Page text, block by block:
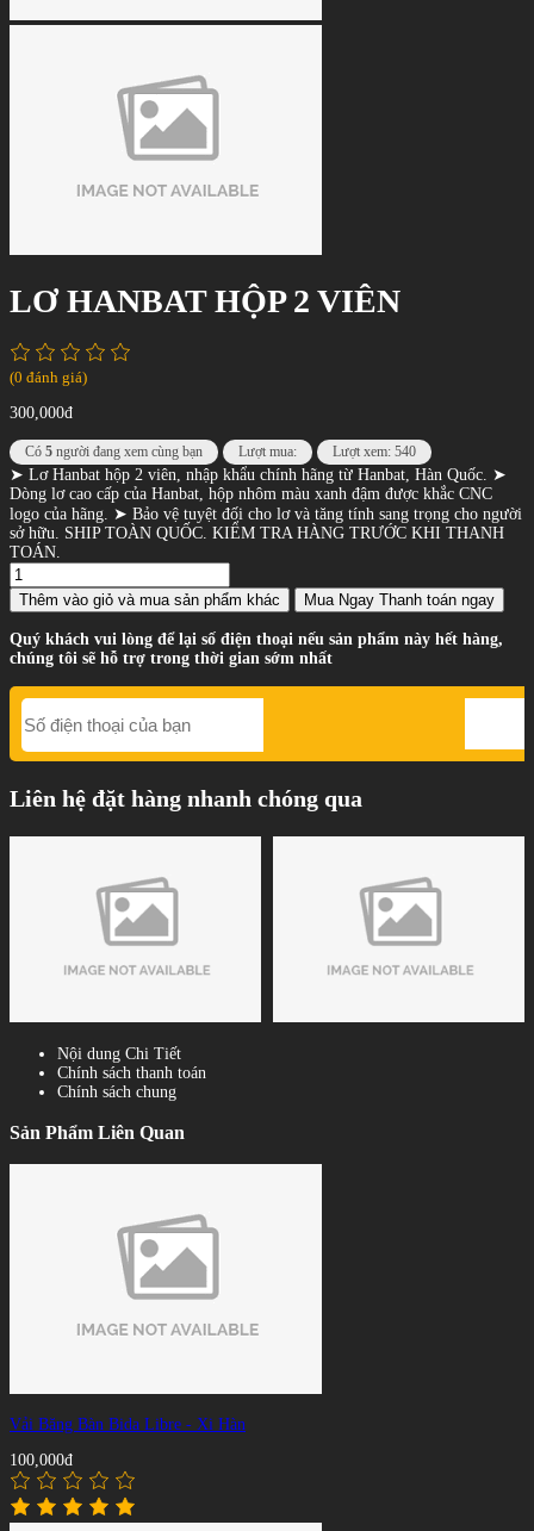
LƠ HANBAT HỘP 2 VIÊN
(0 đánh giá)
300,000đ
Có 5 người đang xem cùng bạn Lượt mua: Lượt xem: 540
➤ Lơ Hanbat hộp 2 viên, nhập khẩu chính hãng từ Hanbat, Hàn Quốc. ➤
Dòng lơ cao cấp của Hanbat, hộp nhôm màu xanh đậm được khắc CNC
logo của hãng. ➤ Bảo vệ tuyệt đối cho lơ và tăng tính sang trọng cho người
sở hữu. SHIP TOÀN QUỐC. KIỂM TRA HÀNG TRƯỚC KHI THANH
TOÁN.
Thêm vào giỏ và mua sản phẩm khác Mua Ngay Thanh toán ngay
Quý khách vui lòng để lại số điện thoại nếu sản phẩm này hết hàng,
chúng tôi sẽ hỗ trợ trong thời gian sớm nhất
Liên hệ đặt hàng nhanh chóng qua
Nội dung Chi Tiết
Chính sách thanh toán
Chính sách chung
Sản Phẩm Liên Quan
Vải Băng Bàn Bida Libre - Xi Hàn
100,000đ